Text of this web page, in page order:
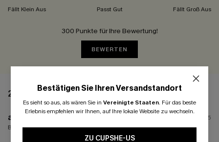
Fällt Klein Aus Passt Gut Fällt Groß Aus
300 Punkte für Ihre Bewertung!
BEWERTEN
2 BEWERTUNGEN
a****
16/07/2025
Bestellte Größen:S / S
Bestätigen Sie Ihren Versandstandort
Es sieht so aus, als wären Sie in Vereinigte Staaten. Für das beste
Erlebnis empfehlen wir Ihnen, auf Ihre lokale Website zu wechseln.
ZU CUPSHE-US